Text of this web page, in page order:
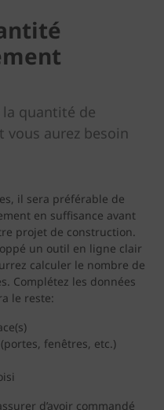
quantité de
vous aurez besoin
il sera préférable de
en suffisance avant
projet de construction.
un outil en ligne clair
calculer le nombre de
Complétez les données
le reste:
fenêtres, etc.)
d’avoir commandé